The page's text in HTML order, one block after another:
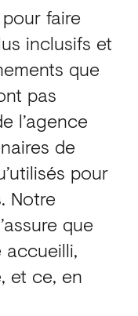
faire
inclusifs et
que
pas
l’agence
de
pour
Notre
que
et ce, en